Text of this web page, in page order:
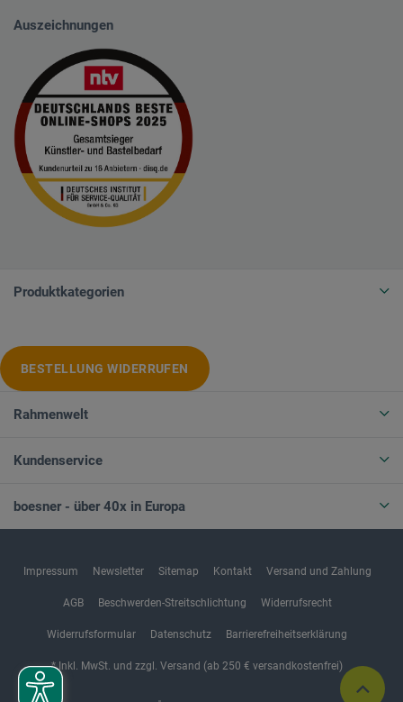
Auszeichnungen
Produktkategorien
BESTELLUNG WIDERRUFEN
Rahmenwelt
Kundenservice
boesner - über 40x in Europa
Impressum Newsletter Sitemap Kontakt Versand und Zahlung
AGB Beschwerden-Streitschlichtung Widerrufsrecht
Widerrufsformular Datenschutz Barrierefreiheitserklärung
* Inkl. MwSt. und zzgl. Versand (ab 250 € versandkostenfrei)